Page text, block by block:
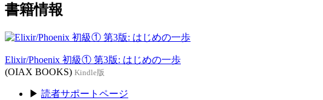
書籍情報
Elixir/Phoenix 初級① 第3版: はじめの一歩
(OIAX BOOKS) Kindle版
▶ 読者サポートページ